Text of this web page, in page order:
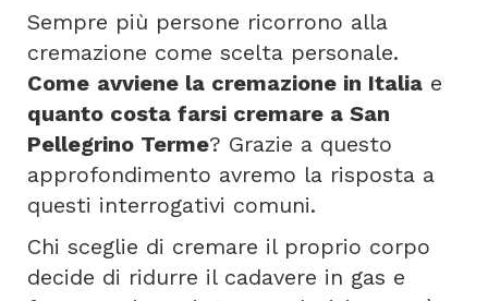
Sempre più persone ricorrono alla
cremazione come scelta personale.
Come avviene la cremazione in Italia e
quanto costa farsi cremare a San
Pellegrino Terme? Grazie a questo
approfondimento avremo la risposta a
questi interrogativi comuni.
Chi sceglie di cremare il proprio corpo
decide di ridurre il cadavere in gas e